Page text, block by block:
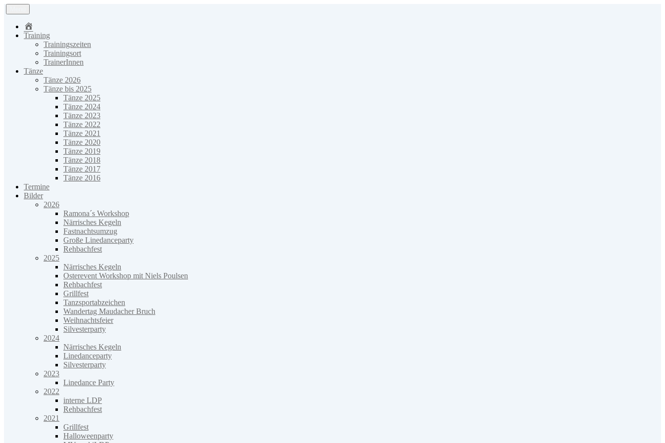
Zum
Inhalt
springen
Country-Line Dancers Neuhofen e.V.
Training
Trainingszeiten
Trainingsort
TrainerInnen
Tänze
Tänze 2026
Tänze bis 2025
Tänze 2025
Tänze 2024
Tänze 2023
Tänze 2022
Tänze 2021
Tänze 2020
Tänze 2019
Tänze 2018
Tänze 2017
Tänze 2016
Termine
Bilder
2026
Ramona´s Workshop
Närrisches Kegeln
Fastnachtsumzug
Große Linedanceparty
Rehbachfest
2025
Närrisches Kegeln
Osterevent Workshop mit Niels Poulsen
Rehbachfest
Grillfest
Tanzsportabzeichen
Wandertag Maudacher Bruch
Weihnachtsfeier
Silvesterparty
2024
Närrisches Kegeln
Linedanceparty
Silvesterparty
2023
Linedance Party
2022
interne LDP
Rehbachfest
2021
Grillfest
Halloweenparty